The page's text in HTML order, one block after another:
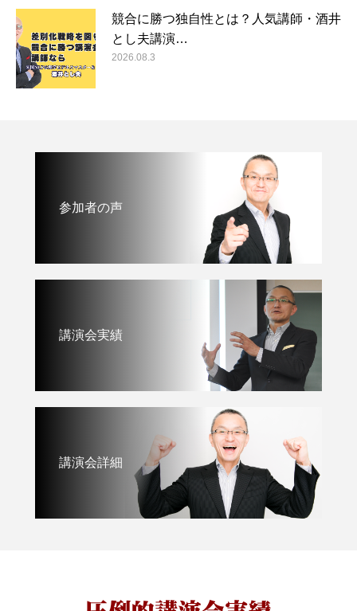
競合に勝つ独自性とは？人気講師・酒井
とし夫講演…
2026.08.3
参加者の声
講演会実績
講演会詳細